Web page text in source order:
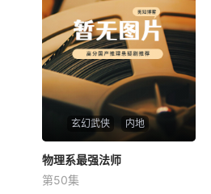
玄幻武侠 内地
物理系最强法师
未知
物理系最强法师
第50集